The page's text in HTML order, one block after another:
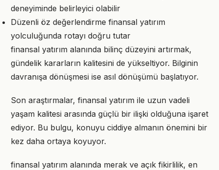
deneyiminde belirleyici olabilir
Düzenli öz değerlendirme finansal yatırım
yolculuğunda rotayı doğru tutar
finansal yatırım alanında bilinç düzeyini artırmak,
gündelik kararların kalitesini de yükseltiyor. Bilginin
davranışa dönüşmesi ise asıl dönüşümü başlatıyor.
Son araştırmalar, finansal yatırım ile uzun vadeli
yaşam kalitesi arasında güçlü bir ilişki olduğuna işaret
ediyor. Bu bulgu, konuyu ciddiye almanın önemini bir
kez daha ortaya koyuyor.
finansal yatırım alanında merak ve açık fikirlilik, en